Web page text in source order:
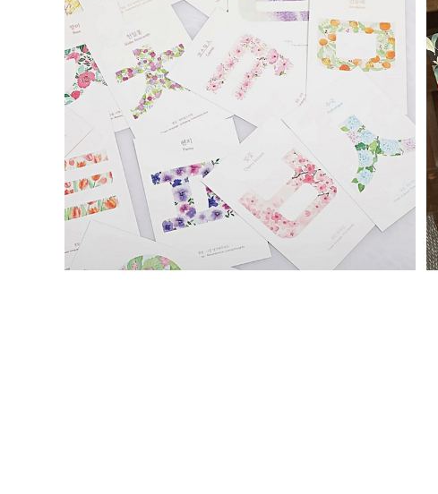
【訓民正花】ハングルポストカードセット（ホワイト）